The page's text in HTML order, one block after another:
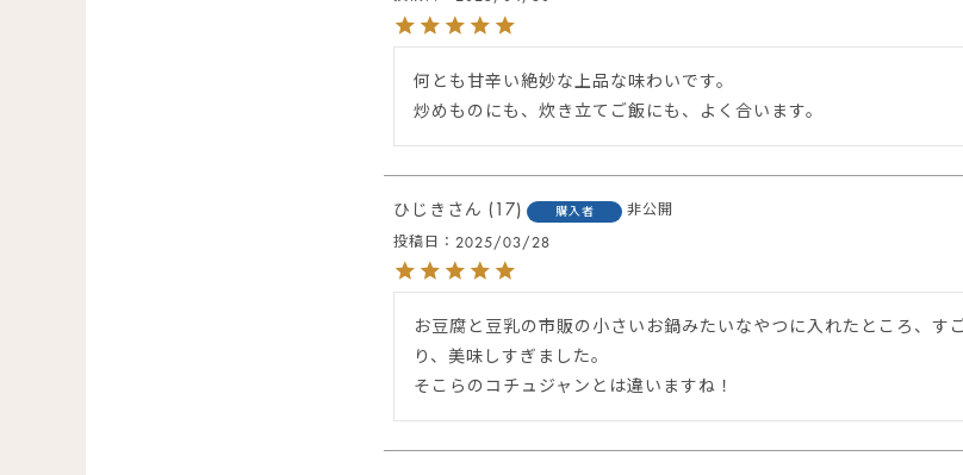
何とも甘辛い絶妙な上品な味わいです。
炒めものにも、炊き立てご飯にも、よく合います。
ひじき 17 購入者 非公開
投稿日 2025/03/28
お豆腐と豆乳の市販の小さいお鍋みたいなやつに入れたところ、す
り、美味しすぎました。